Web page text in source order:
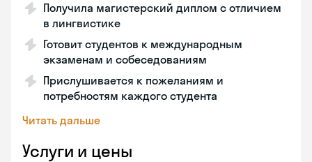
Получила магистерский диплом с отличием
в лингвистике
Готовит студентов к международным
экзаменам и собеседованиям
Прислушивается к пожеланиям и
потребностям каждого студента
Читать дальше
Услуги и цены